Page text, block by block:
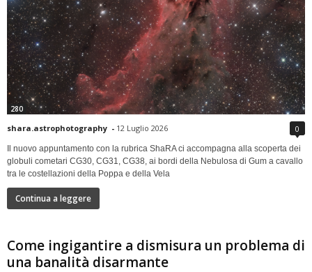
280
shara.astrophotography - 12 Luglio 2026 0
Il nuovo appuntamento con la rubrica ShaRA ci accompagna alla scoperta dei
globuli cometari CG30, CG31, CG38, ai bordi della Nebulosa di Gum a cavallo
tra le costellazioni della Poppa e della Vela
Continua a leggere
Come ingigantire a dismisura un problema di
una banalità disarmante